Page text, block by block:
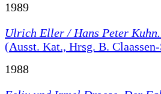
1989
Ulrich Eller / Hans Peter
(Ausst. Kat., Hrsg. B.
1988